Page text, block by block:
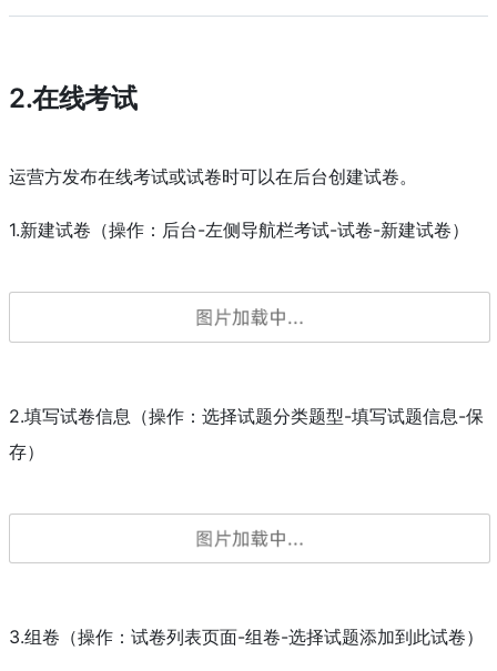
2.在线考试
运营方发布在线考试或试卷时可以在后台创建试卷。
1.新建试卷（操作：后台-左侧导航栏考试-试卷-新建试卷）
2.填写试卷信息（操作：选择试题分类题型-填写试题信息-保
存）
3.组卷（操作：试卷列表页面-组卷-选择试题添加到此试卷）